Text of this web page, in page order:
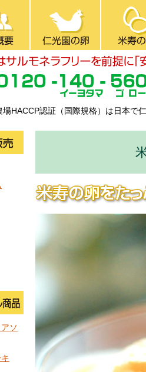
場HACCP認証（国際規格）は日本で
ソ